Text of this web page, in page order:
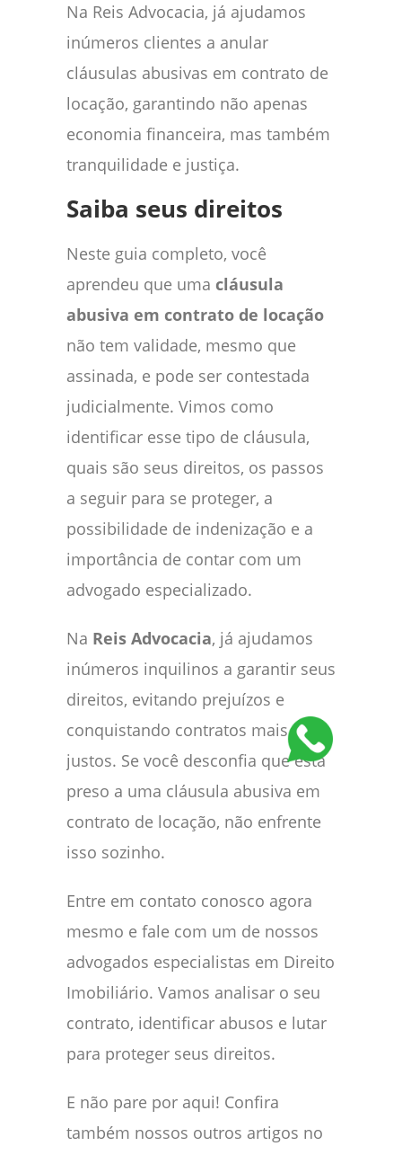
Na Reis Advocacia, já ajudamos
inúmeros clientes a anular
cláusulas abusivas em contrato de
locação, garantindo não apenas
economia financeira, mas também
tranquilidade e justiça.
Saiba seus direitos
Neste guia completo, você
aprendeu que uma cláusula
abusiva em contrato de locação
não tem validade, mesmo que
assinada, e pode ser contestada
judicialmente. Vimos como
identificar esse tipo de cláusula,
quais são seus direitos, os passos
a seguir para se proteger, a
possibilidade de indenização e a
importância de contar com um
advogado especializado.
Na Reis Advocacia, já ajudamos
inúmeros inquilinos a garantir seus
direitos, evitando prejuízos e
conquistando contratos mais
justos. Se você desconfia que está
preso a uma cláusula abusiva em
contrato de locação, não enfrente
isso sozinho.
Entre em contato conosco agora
mesmo e fale com um de nossos
advogados especialistas em Direito
Imobiliário. Vamos analisar o seu
contrato, identificar abusos e lutar
para proteger seus direitos.
E não pare por aqui! Confira
também nossos outros artigos no